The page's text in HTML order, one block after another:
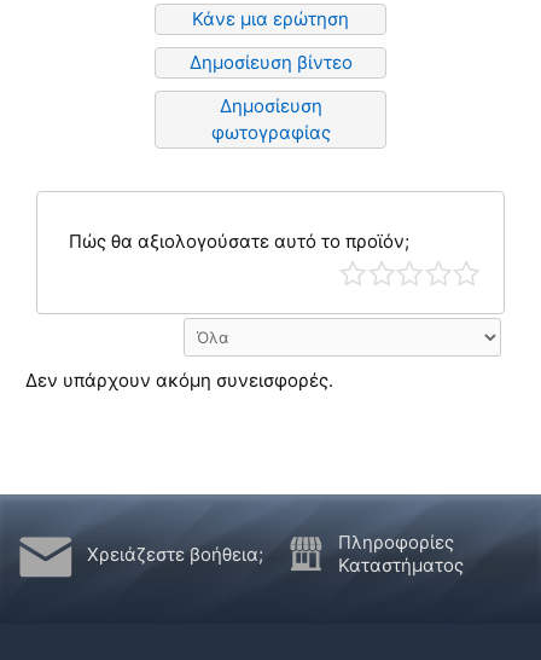
Κάνε μια ερώτηση
Δημοσίευση βίντεο
Δημοσίευση
φωτογραφίας
Πώς θα αξιολογούσατε αυτό το προϊόν;
Δεν υπάρχουν ακόμη συνεισφορές.
Χρειάζεστε βοήθεια;
Πληροφορίες
Καταστήματος